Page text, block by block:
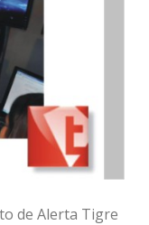
de Alerta Tigre